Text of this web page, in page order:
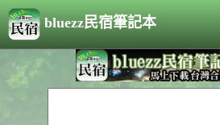
bluezz民宿筆記本